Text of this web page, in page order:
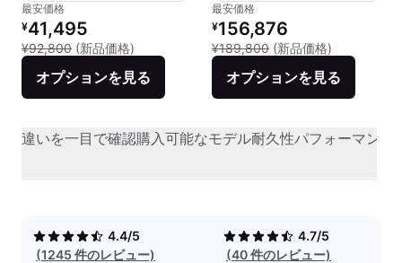
最安価格
リファービッシュ品の価格：
¥41,495
¥92,800 (新品価格) 新品との比較：¥92,800
オプションを見る
最安価格
リファービッシュ品の価格：
¥156,876
¥189,800 (新品価格)
オプションを見る
違いを一目で確認購入可能なモデル耐久性パフォーマンス
4.4/5
(1245 件のレビュー)
4.7/5
(40 件のレビュー)